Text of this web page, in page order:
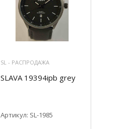
SL - РАСПРОДАЖА
SLAVA 19394ipb grey
Артикул: SL-1985